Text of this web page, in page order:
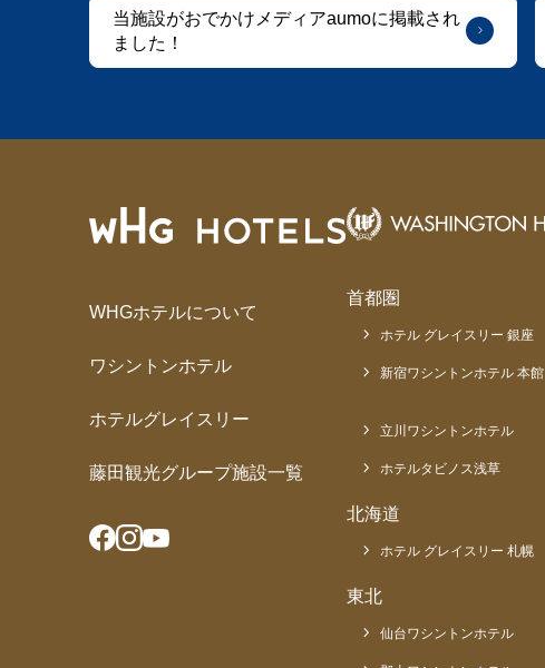
当施設がおでかけメディアaumoに掲載され
ました！
WHGホテルについて
ワシントンホテル
ホテルグレイスリー
藤田観光グループ施設一覧
首都圏
ホテル グレイスリー 銀座
新宿ワシントンホテル 本館
立川ワシントンホテル
ホテルタビノス浅草
北海道
ホテル グレイスリー 札幌
東北
仙台ワシントンホテル